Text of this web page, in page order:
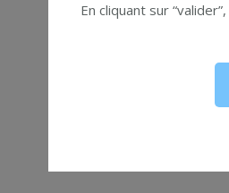
En cliquant sur “valider”,